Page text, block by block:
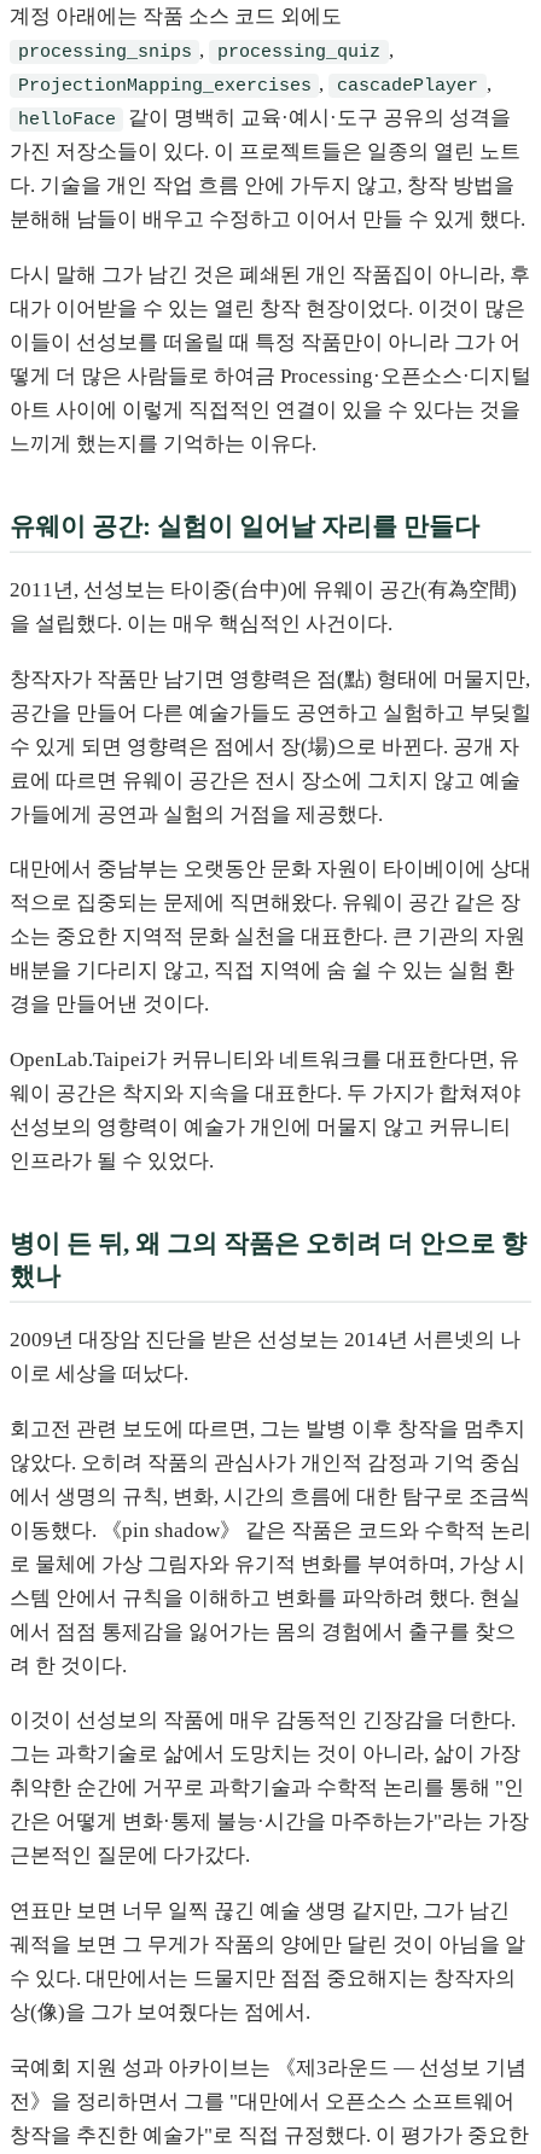
계정 아래에는 작품 소스 코드 외에도
processing_snips , processing_quiz ,
ProjectionMapping_exercises , cascadePlayer ,
helloFace
같이 명백히 교육·예시·도구 공유의 성격을
가진 저장소들이 있다. 이 프로젝트들은 일종의 열린 노트
다. 기술을 개인 작업 흐름 안에 가두지 않고, 창작 방법을
분해해 남들이 배우고 수정하고 이어서 만들 수 있게 했다.
다시 말해 그가 남긴 것은 폐쇄된 개인 작품집이 아니라, 후
대가 이어받을 수 있는 열린 창작 현장이었다. 이것이 많은
이들이 선성보를 떠올릴 때 특정 작품만이 아니라 그가 어
떻게 더 많은 사람들로 하여금 Processing·오픈소스·디지털
아트 사이에 이렇게 직접적인 연결이 있을 수 있다는 것을
느끼게 했는지를 기억하는 이유다.
유웨이 공간: 실험이 일어날 자리를 만들다
2011년, 선성보는 타이중(台中)에 유웨이 공간(有為空間)
을 설립했다. 이는 매우 핵심적인 사건이다.
창작자가 작품만 남기면 영향력은 점(點) 형태에 머물지만,
공간을 만들어 다른 예술가들도 공연하고 실험하고 부딪힐
수 있게 되면 영향력은 점에서 장(場)으로 바뀐다. 공개 자
료에 따르면 유웨이 공간은 전시 장소에 그치지 않고 예술
가들에게 공연과 실험의 거점을 제공했다.
대만에서 중남부는 오랫동안 문화 자원이 타이베이에 상대
적으로 집중되는 문제에 직면해왔다. 유웨이 공간 같은 장
소는 중요한 지역적 문화 실천을 대표한다. 큰 기관의 자원
배분을 기다리지 않고, 직접 지역에 숨 쉴 수 있는 실험 환
경을 만들어낸 것이다.
OpenLab.Taipei가 커뮤니티와 네트워크를 대표한다면, 유
웨이 공간은 착지와 지속을 대표한다. 두 가지가 합쳐져야
선성보의 영향력이 예술가 개인에 머물지 않고 커뮤니티
인프라가 될 수 있었다.
병이 든 뒤, 왜 그의 작품은 오히려 더 안으로 향
했나
2009년 대장암 진단을 받은 선성보는 2014년 서른넷의 나
이로 세상을 떠났다.
회고전 관련 보도에 따르면, 그는 발병 이후 창작을 멈추지
않았다. 오히려 작품의 관심사가 개인적 감정과 기억 중심
에서 생명의 규칙, 변화, 시간의 흐름에 대한 탐구로 조금씩
이동했다. 《pin shadow》 같은 작품은 코드와 수학적 논리
로 물체에 가상 그림자와 유기적 변화를 부여하며, 가상 시
스템 안에서 규칙을 이해하고 변화를 파악하려 했다. 현실
에서 점점 통제감을 잃어가는 몸의 경험에서 출구를 찾으
려 한 것이다.
이것이 선성보의 작품에 매우 감동적인 긴장감을 더한다.
그는 과학기술로 삶에서 도망치는 것이 아니라, 삶이 가장
취약한 순간에 거꾸로 과학기술과 수학적 논리를 통해 "인
간은 어떻게 변화·통제 불능·시간을 마주하는가"라는 가장
근본적인 질문에 다가갔다.
연표만 보면 너무 일찍 끊긴 예술 생명 같지만, 그가 남긴
궤적을 보면 그 무게가 작품의 양에만 달린 것이 아님을 알
수 있다. 대만에서는 드물지만 점점 중요해지는 창작자의
상(像)을 그가 보여줬다는 점에서.
국예회 지원 성과 아카이브는 《제3라운드 — 선성보 기념
전》을 정리하면서 그를 "대만에서 오픈소스 소프트웨어
창작을 추진한 예술가"로 직접 규정했다. 이 평가가 중요한